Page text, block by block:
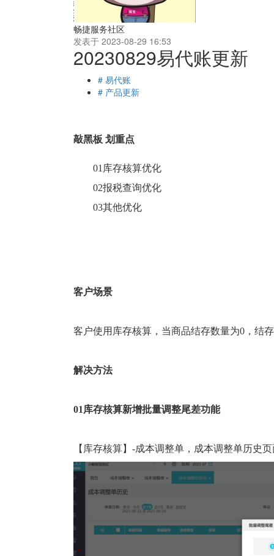
畅捷服务社区
发表于 2023-08-29 16:53
20230829易代账更新
# 易代账
# 产品更新
敲黑板 划重点
01库存核算优化
02报税查询优化
03其他优化
客户场景
客户使用库存核算，当商品结存数量为0，结
解决方法
01库存核算新增批量调整尾差功能
【库存核算】-成本调整单，成本调整单历史